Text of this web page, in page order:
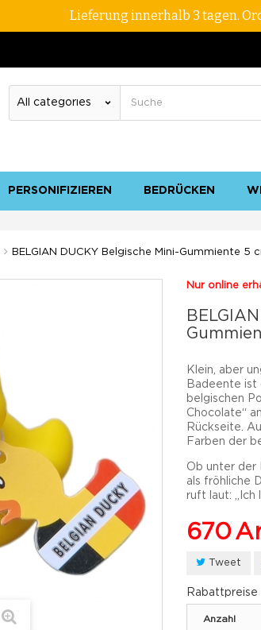
Lieferung innerhalb 3 tagen.
PERSONIFIZIEREN BEDRÜCKEN
BELGIAN DUCKY Belgische Mini-Gummiente 5
Nur online
Klein, aber
Badeente
belgischen
Chocolate“
Rückseite.
Farben der
Ob unter der
als fröhliche
ruft laut: „Ich
670
Tweet
Rabattpreise
Anzahl